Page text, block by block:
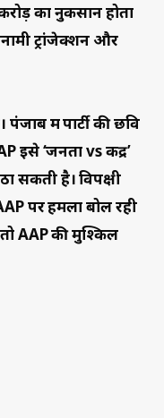
का नुकसान होता
ट्रांजेक्शन और
में पार्टी की छवि
इसे ‘जनता vs केंद्र’
सकती है।विपक्षी
पर हमला बोल रही
AAP की मुश्किल